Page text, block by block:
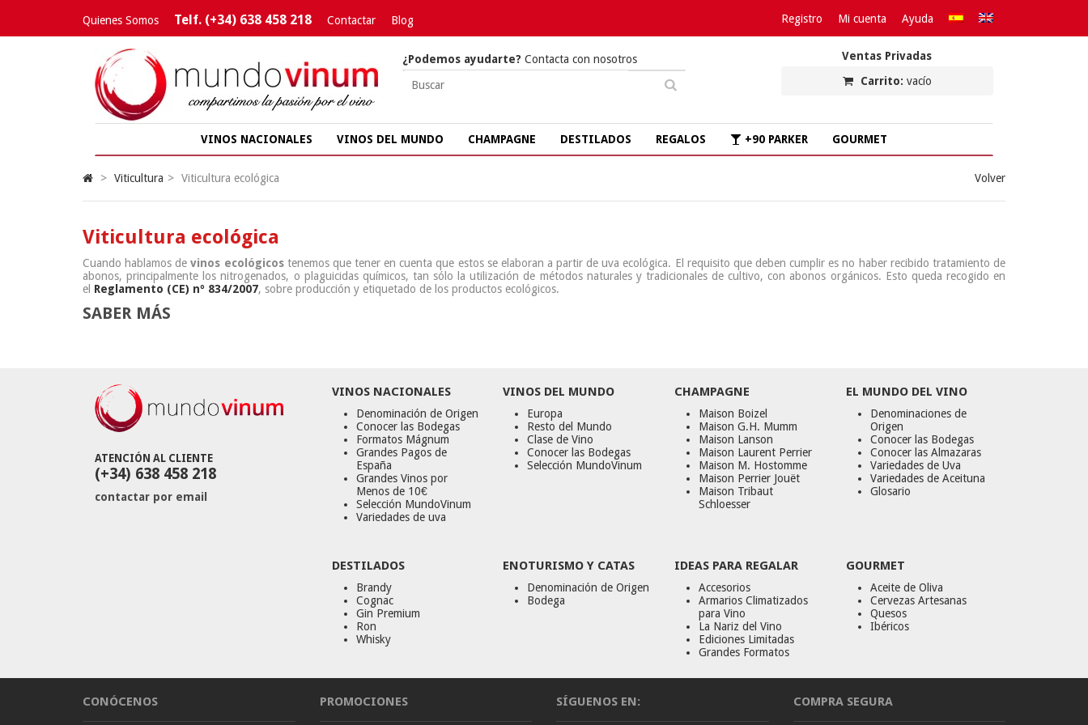
Quienes Somos Telf. (+34) 638 458 218 Contactar Blog Registro Mi cuenta Ayuda
Ventas Privadas
Carrito: vacío
¿Podemos ayudarte? Contacta con nosotros
VINOS NACIONALES VINOS DEL MUNDO CHAMPAGNE DESTILADOS REGALOS +90 PARKER GOURMET
> Viticultura > Viticultura ecológica Volver
Viticultura ecológica
Cuando hablamos devinos ecológicostenemos que tener en cuenta que estos se elaboran a partir de uva ecológica. El requisito que deben cumplir es no haber recibido tratamiento de
abonos, principalmente los nitrogenados, o plaguicidas químicos, tan sólo la utilización de métodos naturales y tradicionales de cultivo, con abonos orgánicos. Esto queda recogido en
el Reglamento (CE) nº 834/2007, sobre producción y etiquetado de los productos ecológicos.
SABER MÁS
ATENCIÓN AL CLIENTE
(+34) 638 458 218
contactar por email
VINOS NACIONALES
Denominación de Origen
Conocer las Bodegas
Formatos Mágnum
Grandes Pagos de
España
Grandes Vinos por
Menos de 10€
Selección MundoVinum
Variedades de uva
VINOS DEL MUNDO
Europa
Resto del Mundo
Clase de Vino
Conocer las Bodegas
Selección MundoVinum
CHAMPAGNE
Maison Boizel
Maison G.H. Mumm
Maison Lanson
Maison Laurent Perrier
Maison M. Hostomme
Maison Perrier Jouët
Maison Tribaut
Schloesser
EL MUNDO DEL VINO
Denominaciones de
Origen
Conocer las Bodegas
Conocer las Almazaras
Variedades de Uva
Variedades de Aceituna
Glosario
DESTILADOS
Brandy
Cognac
Gin Premium
Ron
Whisky
ENOTURISMO Y CATAS
Denominación de Origen
Bodega
IDEAS PARA REGALAR
Accesorios
Armarios Climatizados
para Vino
La Nariz del Vino
Ediciones Limitadas
Grandes Formatos
GOURMET
Aceite de Oliva
Cervezas Artesanas
Quesos
Ibéricos
CONÓCENOS PROMOCIONES SÍGUENOS EN: COMPRA SEGURA